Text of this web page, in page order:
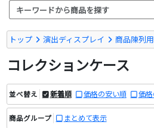
トップ 演出ディスプレイ 商品陳列
コレクションケース
並べ替え 新着順 価格の安い順 価
商品グループ まとめて表示